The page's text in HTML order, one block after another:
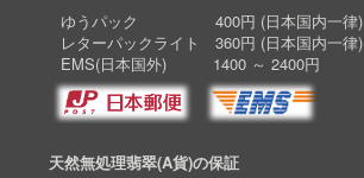
ゆうパック 400円 (日本国内一律)
レターパックライト 360円 (日本国内一律)
EMS(日本国外) 1400 ～ 2400円
天然無処理翡翠(A貨)の保証